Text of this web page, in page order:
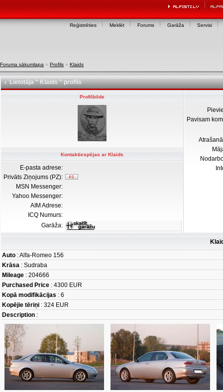
Reģistrēties Meklēt Forums Garāža Servisi
Foruma sākumlapa » Profils » Klaids
Lietotāja " Klaids " profils
Profilbilde
Pavisam
Kontaktiespējas ar Klaids
E-pasta adrese:
Privāts Ziņojums (PZ):
MSN Messenger:
Yahoo Messenger:
AIM Adrese:
ICQ Numurs:
Garāža:
Auto : Alfa-Romeo 156
Krāsa : Sudraba
Mileage : 204666
Purchased Price : 4300 EUR
Kopā modifikācijas : 6
Kopējie tēriņi : 324 EUR
Description :